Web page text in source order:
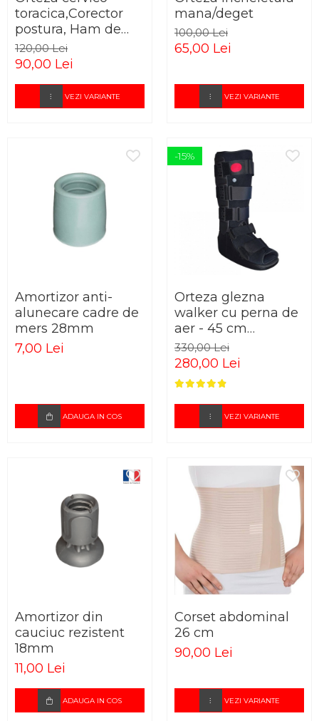
toracica,Corector
postura, Ham de
memorie
120,00 Lei
90,00 Lei
VEZI VARIANTE
mana/deget
100,00 Lei
65,00 Lei
VEZI VARIANTE
Amortizor anti-
alunecare cadre de
mers 28mm
7,00 Lei
ADAUGA IN COS
-15%
Orteza glezna
walker cu perna de
aer - 45 cm
lungime
330,00 Lei
280,00 Lei
VEZI VARIANTE
Amortizor din
cauciuc rezistent
18mm
11,00 Lei
ADAUGA IN COS
Corset abdominal
26 cm
90,00 Lei
VEZI VARIANTE